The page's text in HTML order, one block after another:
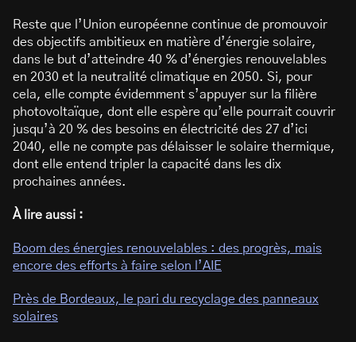
Reste que l’Union européenne continue de promouvoir
des objectifs ambitieux en matière d’énergie solaire,
dans le but d’atteindre 40 % d’énergies renouvelables
en 2030 et la neutralité climatique en 2050. Si, pour
cela, elle compte évidemment s’appuyer sur la filière
photovoltaïque, dont elle espère qu’elle pourrait couvrir
jusqu’à 20 % des besoins en électricité des 27 d’ici
2040, elle ne compte pas délaisser le solaire thermique,
dont elle entend tripler la capacité dans les dix
prochaines années.
À lire aussi :
Boom des énergies renouvelables : des progrès, mais
encore des efforts à faire selon l’AIE
Près de Bordeaux, le pari du recyclage des panneaux
solaires